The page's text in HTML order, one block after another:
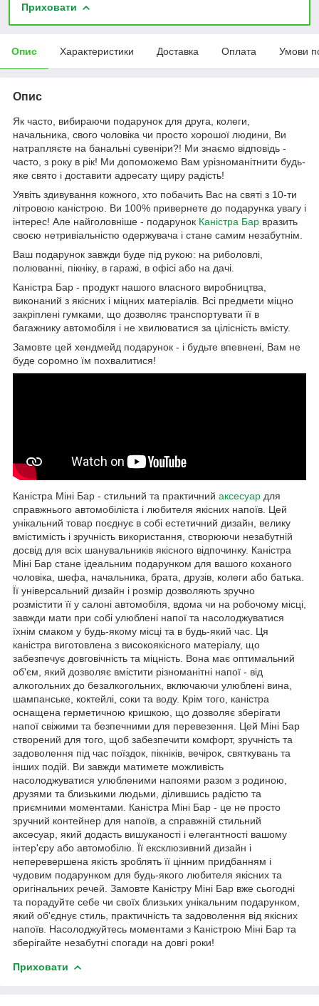
Приховати
Опис Характеристики Доставка Оплата Умови
Опис
Як часто, вибираючи подарунок для друга, колеги,
начальника, свого чоловіка чи просто хорошої людини, Ви
натрапляєте на банальні сувеніри?! Ми знаємо відповідь -
часто, з року в рік! Ми допоможемо Вам урізноманітнити будь-
яке свято і доставити адресату щиру радість!
Уявіть здивування кожного, хто побачить Вас на святі з 10-ти
літровою каністрою. Ви 100% привернете до подарунка увагу і
інтерес! Але найголовніше - подарунок Каністра Бар вразить
своєю нетривіальністю одержувача і стане самим незабутнім.
Ваш подарунок завжди буде під рукою: на риболовлі,
полюванні, пікніку, в гаражі, в офісі або на дачі.
Каністра Бар - продукт нашого власного виробництва,
виконаний з якісних і міцних матеріалів. Всі предмети міцно
закріплені гумками, що дозволяє транспортувати її в
багажнику автомобіля і не хвилюватися за цілісність вмісту.
Замовте цей хендмейд подарунок - і будьте впевнені, Вам не
буде соромно їм похвалитися!
Каністра Міні Бар - стильний та практичний аксесуар для
справжнього автомобіліста і любителя якісних напоїв. Цей
унікальний товар поєднує в собі естетичний дизайн, велику
вмістимість і зручність використання, створюючи незабутній
досвід для всіх шанувальників якісного відпочинку. Каністра
Міні Бар стане ідеальним подарунком для вашого коханого
чоловіка, шефа, начальника, брата, друзів, колеги або батька.
Її універсальний дизайн і розмір дозволяють зручно
розмістити її у салоні автомобіля, вдома чи на робочому місці,
завжди мати при собі улюблені напої та насолоджуватися
їхнім смаком у будь-якому місці та в будь-який час. Ця
каністра виготовлена з високоякісного матеріалу, що
забезпечує довговічність та міцність. Вона має оптимальний
об'єм, який дозволяє вмістити різноманітні напої - від
алкогольних до безалкогольних, включаючи улюблені вина,
шампанське, коктейлі, соки та воду. Крім того, каністра
оснащена герметичною кришкою, що дозволяє зберігати
напої свіжими та безпечними для перевезення. Цей Міні Бар
створений для того, щоб забезпечити комфорт, зручність та
задоволення під час поїздок, пікніків, вечірок, святкувань та
інших подій. Ви завжди матимете можливість
насолоджуватися улюбленими напоями разом з родиною,
друзями та близькими людьми, ділившись радістю та
приємними моментами. Каністра Міні Бар - це не просто
зручний контейнер для напоїв, а справжній стильний
аксесуар, який додасть вишуканості і елегантності вашому
інтер'єру або автомобілю. Її ексклюзивний дизайн і
неперевершена якість зроблять її цінним придбанням і
чудовим подарунком для будь-якого любителя якісних та
оригінальних речей. Замовте Каністру Міні Бар вже сьогодні
та порадуйте себе чи своїх близьких унікальним подарунком,
який об'єднує стиль, практичність та задоволення від якісних
напоїв. Насолоджуйтесь моментами з Каністрою Міні Бар та
зберігайте незабутні спогади на довгі роки!
Приховати